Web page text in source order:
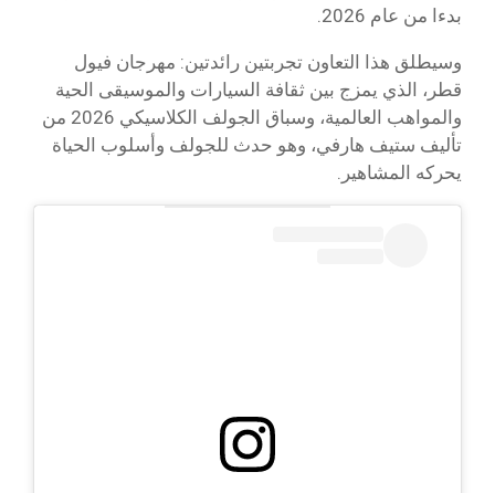
بدءا من عام 2026.
وسيطلق هذا التعاون تجربتين رائدتين: مهرجان فيول
قطر، الذي يمزج بين ثقافة السيارات والموسيقى الحية
والمواهب العالمية، وسباق الجولف الكلاسيكي 2026 من
تأليف ستيف هارفي، وهو حدث للجولف وأسلوب الحياة
يحركه المشاهير.